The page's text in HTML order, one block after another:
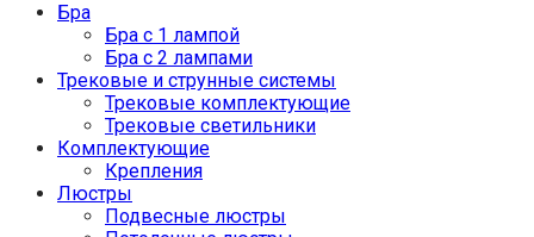
Бра
Бра с 1 лампой
Бра с 2 лампами
Трековые и струнные системы
Трековые комплектующие
Трековые светильники
Комплектующие
Крепления
Люстры
Подвесные люстры